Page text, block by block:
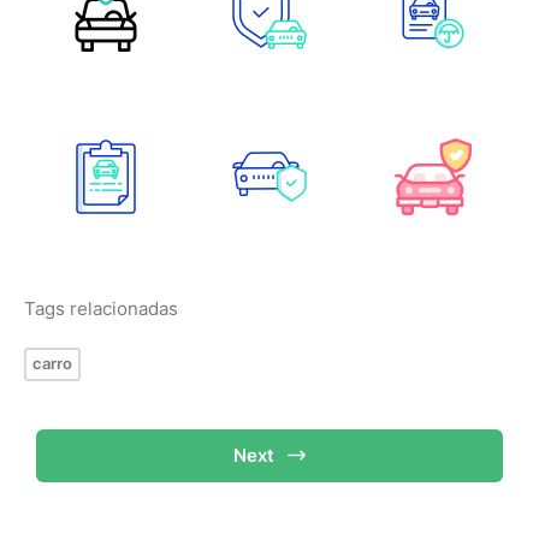
Tags relacionadas
carro
Next